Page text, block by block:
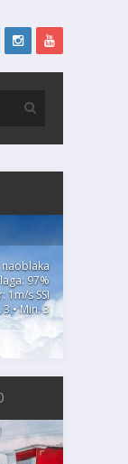
97%
1m/s SSI
3 • Min. 3